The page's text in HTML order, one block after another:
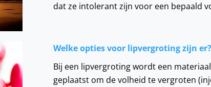
dat ze intolerant zijn voor een bepaald
Welke opties voor lipvergroting zijn er?
Bij een lipvergroting wordt een
geplaatst om de volheid te vergroten